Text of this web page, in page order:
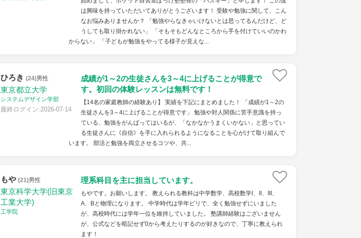
は興味を持っていただいてありがとうございます！ 受験や勉強に関して、こん
なお悩みありませんか？ 「勉強やらなきゃいけないとは思ってるんだけど、ど
うしても取り掛かれない」 「そもそもどんなところから手を付けていいのかわ
からない」 「子どもが勉強をやってる様子が見えな...
ひろき (24)男性
東京都立大学
システムデザイン学部
最終ログイン:2026-07-14
成績が1～2の生徒さんを3～4に上げることが得意で
す。初回の体験レッスンは無料です！
【14名の家庭教師の経験あり】 実績を下記にまとめました！ 「成績が1～2の
生徒さんを3～4に上げることが得意です」 勉強や対人関係に苦手意識を持っ
ている、勉強をがんばってはいるが、「なかなかうまくいかない」と思ってい
る生徒さんに《自信》を手に入れられるようになることを心がけて取り組んで
います。 部活と勉強を両立させるコツや、共...
もや (21)男性
東京科学大学(旧東京
工業大学)
工学院
理系科目を主に担当しています。
もやです。お願いします。 教えられる教科は中学数学、高校数学I、II、III、
A、Bと物理になります。 中学時代は学年ビリで、全く勉強せずにいました
が、高校時代には学年一位を維持していました。 塾講師経験はございません
が、公式などを暗記せず0から考えたりするのが好きなので、丁寧に教えられ
ます！